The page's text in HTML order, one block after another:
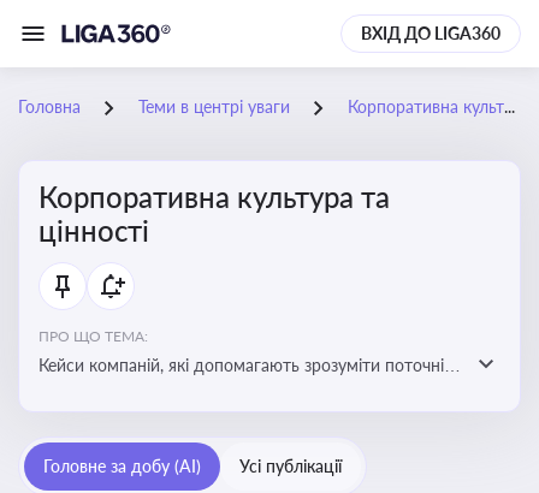
ВХІД ДО LIGA360
Головна Теми в центрі уваги Корпоративна культура та цінності
Корпоративна культура та
цінності
ПРО ЩО ТЕМА:
Кейси компаній, які допомагають зрозуміти поточні
бізнес-середовища
Головне за добу (AI) Усі публікації